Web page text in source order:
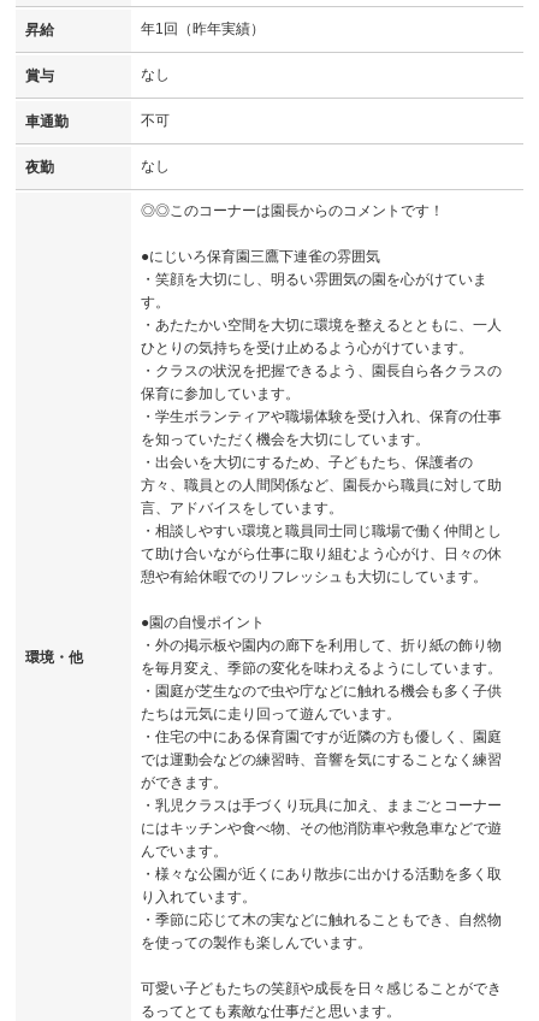
昇給 年1回（昨年実績）
賞与 なし
車通勤 不可
夜勤 なし
環境・他
◎◎このコーナーは園長からのコメントです！
●にじいろ保育園三鷹下連雀の雰囲気
・笑顔を大切にし、明るい雰囲気の園を心がけていま
す。
・あたたかい空間を大切に環境を整えるとともに、一人
ひとりの気持ちを受け止めるよう心がけています。
・クラスの状況を把握できるよう、園長自ら各クラスの
保育に参加しています。
・学生ボランティアや職場体験を受け入れ、保育の仕事
を知っていただく機会を大切にしています。
・出会いを大切にするため、子どもたち、保護者の
方々、職員との人間関係など、園長から職員に対して助
言、アドバイスをしています。
・相談しやすい環境と職員同士同じ職場で働く仲間とし
て助け合いながら仕事に取り組むよう心がけ、日々の休
憩や有給休暇でのリフレッシュも大切にしています。
●園の自慢ポイント
・外の掲示板や園内の廊下を利用して、折り紙の飾り物
を毎月変え、季節の変化を味わえるようにしています。
・園庭が芝生なので虫や庁などに触れる機会も多く子供
たちは元気に走り回って遊んでいます。
・住宅の中にある保育園ですが近隣の方も優しく、園庭
では運動会などの練習時、音響を気にすることなく練習
ができます。
・乳児クラスは手づくり玩具に加え、ままごとコーナー
にはキッチンや食べ物、その他消防車や救急車などで遊
んでいます。
・様々な公園が近くにあり散歩に出かける活動を多く取
り入れています。
・季節に応じて木の実などに触れることもでき、自然物
を使っての製作も楽しんでいます。
可愛い子どもたちの笑顔や成長を日々感じることができ
るってとても素敵な仕事だと思います。